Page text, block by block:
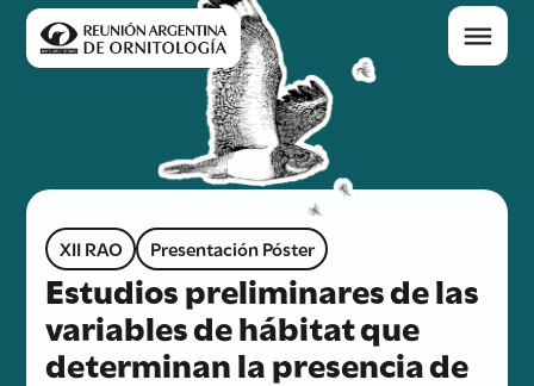
XII RAO Presentación Póster
Estudios preliminares de las
variables de hábitat que
determinan la presencia de